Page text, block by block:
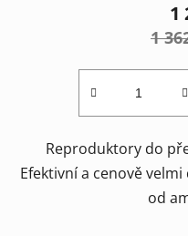
1
1
Reproduktory do
Efektivní a cenově
od